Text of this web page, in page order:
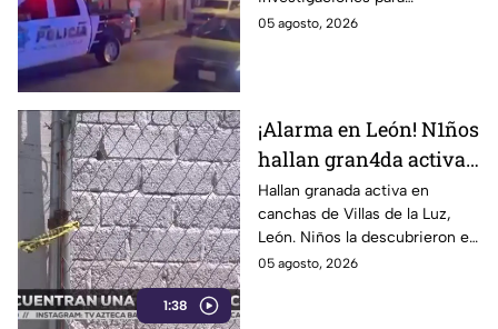
extranjero? Esto
sabemos
esclarecer el caso.
05 agosto, 2026
1:38
¡Alarma en León! N1ños
hallan gran4da activa
junto a la portería de
una cancha
Hallan granada activa en
canchas de Villas de la Luz,
León. Niños la descubrieron en
la portería; Autoridades
05 agosto, 2026